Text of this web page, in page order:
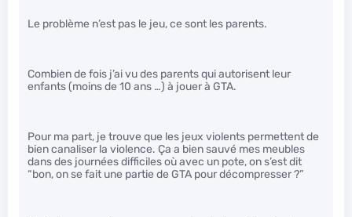
Le problème n’est pas le jeu, ce sont les parents.
Combien de fois j’ai vu des parents qui autorisent leur
enfants (moins de 10 ans …) à jouer à GTA.
Pour ma part, je trouve que les jeux violents permettent de
bien canaliser la violence. Ça a bien sauvé mes meubles
dans des journées difficiles où avec un pote, on s’est dit
“bon, on se fait une partie de GTA pour décompresser ?”